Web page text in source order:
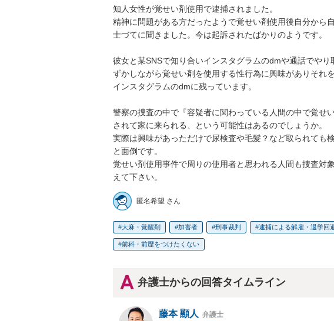
知人女性が覚せい剤使用で逮捕されました。
精神に問題がある方だったようで覚せい剤使用後自分から
士づてに聞きました。今は起訴されたばかりのようです。
彼女と某SNSで知り合いインスタグラムのdmや通話でや
ずかしながら覚せい剤を使用する性行為に興味がありそれ
インスタグラムのdmに残っています。
警察の捜査の中で『容疑者に関わっている人間の中で覚せ
されて家に来られる、という可能性はあるのでしょうか。
実際は興味があっただけで尿検査や毛髪？など取られても
と面倒です。
覚せい剤使用事件で周りの使用者と思われる人間も捜査対
えて下さい。
匿名希望 さん
大麻・覚醒剤 加害者 刑事裁判 逮捕による解雇・退学回
前科・前歴をつけたくない
弁護士からの回答タイムライン
藤本 顯人 弁護士